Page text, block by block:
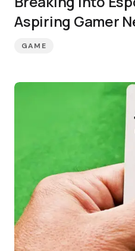
Aspiring Gamer
GAME